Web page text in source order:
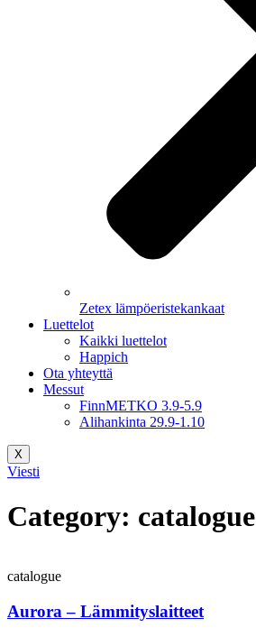
Zetex lämpöeristekankaat
Luettelot
Kaikki luettelot
Happich
Ota yhteyttä
Messut
FinnMETKO 3.9-5.9
Alihankinta 29.9-1.10
X
Viesti
Category: catalogue
catalogue
Aurora – Lämmityslaitteet